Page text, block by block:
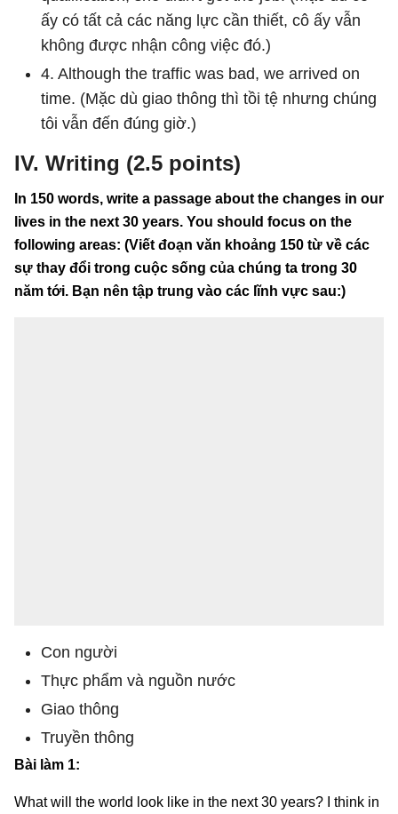
ấy có tất cả các năng lực cần thiết, cô ấy vẫn
không được nhận công việc đó.)
4. Although the traffic was bad, we arrived on
time. (Mặc dù giao thông thì tồi tệ nhưng chúng
tôi vẫn đến đúng giờ.)
IV. Writing (2.5 points)
In 150 words, write a passage about the changes in our
lives in the next 30 years. You should focus on the
following areas: (Viết đoạn văn khoảng 150 từ về các
sự thay đổi trong cuộc sống của chúng ta trong 30
năm tới. Bạn nên tập trung vào các lĩnh vực sau:)
Con người
Thực phẩm và nguồn nước
Giao thông
Truyền thông
Bài làm 1:
What will the world look like in the next 30 years? I think in